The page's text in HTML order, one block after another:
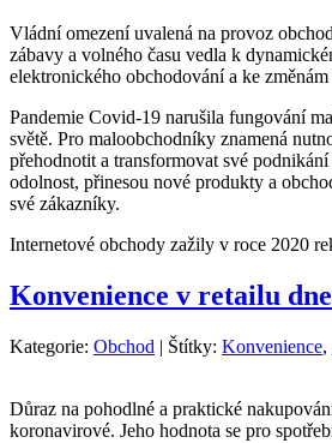
Vládní omezení uvalená na provoz
zábavy a volného času vedla k
elektronického obchodování a ke
Pandemie Covid-19 narušila fungování
světě. Pro maloobchodníky znamená
přehodnotit a transformovat své
odolnost, přinesou nové produkty a
své zákazníky.
Internetové obchody zažily v roce 2020
Konvenience v retailu
Kategorie: Obchod | Štítky: Konvenience,
Důraz na pohodlné a praktické
koronavirové. Jeho hodnota se pro